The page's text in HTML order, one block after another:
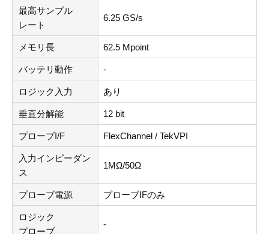
最高サンプル
レート
6.25 GS/s
メモリ長 62.5 Mpoint
バッテリ動作 -
ロジック入力 あり
垂直分解能 12 bit
プローブI/F FlexChannel / TekVPI
入力インピーダン
ス
1MΩ/50Ω
プローブ電源 プローブIFのみ
ロジック
プローブ
-